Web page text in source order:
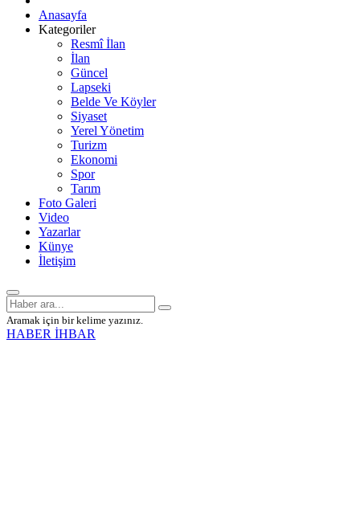
Anasayfa
Kategoriler
Resmî İlan
İlan
Güncel
Lapseki
Belde Ve Köyler
Siyaset
Yerel Yönetim
Turizm
Ekonomi
Spor
Tarım
Foto Galeri
Video
Yazarlar
Künye
İletişim
Aramak için bir kelime yazınız.
HABER İHBAR